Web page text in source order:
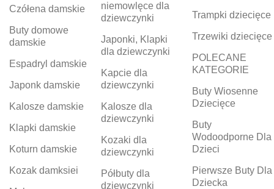
Czółena damskie
Buty domowe
damskie
Espadryl damskie
Japonk damskie
Kalosze damskie
Klapki damskie
Koturn damskie
Kozak damksiei
niemowlęce dla
dziewczynki
Japonki, Klapki
dla dziewczynki
Kapcie dla
dziewczynki
Kalosze dla
dziewczynki
Kozaki dla
dziewczynki
Półbuty dla
dziewczynki
Trampki dziecięce
Trzewiki dziecięce
POLECANE
KATEGORIE
Buty Wiosenne
Dziecięce
Buty
Wodoodporne Dla
Dzieci
Pierwsze Buty Dla
Dziecka